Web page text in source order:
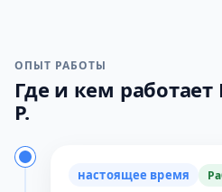
ОПЫТ РАБОТЫ
Где и кем
Р.
настоящее время